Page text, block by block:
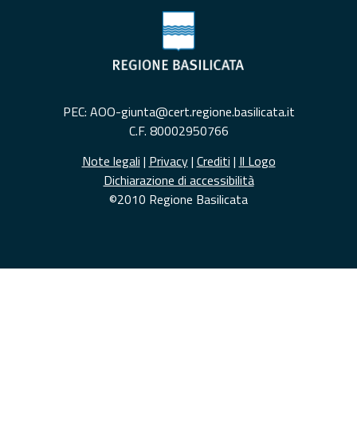
PEC: AOO-giunta@cert.regione.basilicata.it
C.F. 80002950766
Note legali | Privacy| Crediti | Il Logo
Dichiarazione di accessibilità
©2010 Regione Basilicata